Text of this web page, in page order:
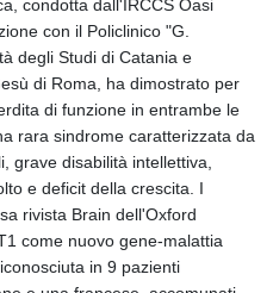
GMD 84.980421
10145.090599
8.820142
GYD 241.849406
HKD 9.067746
HNL 31.077375
HRK 7.536622
HTG 151.150865
363.096405
IDR 20580.370421
ILS 3.468234
condotta dall'IRCCS Oasi
con il Policlinico "G.
degli Studi di Catania e
di Roma, ha dimostrato per
di funzione in entrambe le
rara sindrome caratterizzata da
grave disabilità intellettiva,
e deficit della crescita. I
rivista Brain dell'Oxford
come nuovo gene-malattia
in 9 pazienti